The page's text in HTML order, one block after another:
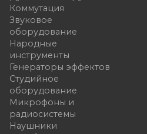
Коммутация
Звуковое
оборудование
Народные
инструменты
Генераторы эффектов
Студийное
оборудование
Микрофоны и
радиосистемы
Наушники